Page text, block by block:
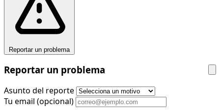
Reportar un problema
Reportar un problema
Asunto del reporte
Tu email (opcional)